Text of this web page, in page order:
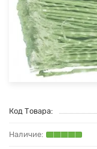
Код Товара: